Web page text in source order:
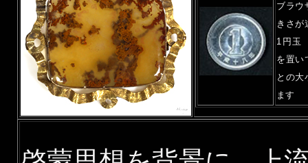
ブラウ
きさが
1円玉
を置い
との大
ます